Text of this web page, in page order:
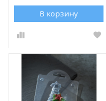
В корзину